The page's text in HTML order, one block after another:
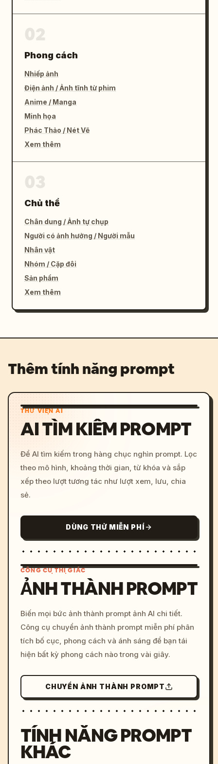
Phong cách
Nhiếp ảnh
Điện ảnh / Ảnh tĩnh từ phim
Anime / Manga
Minh họa
Phác Thảo / Nét Vẽ
Xem thêm
Chủ thể
Chân dung / Ảnh tự chụp
Người có ảnh hưởng / Người mẫu
Nhân vật
Nhóm / Cặp đôi
Sản phẩm
Xem thêm
Thêm tính năng prompt
THƯ VIỆN AI
AI TÌM KIẾM PROMPT
Để AI tìm kiếm trong hàng chục nghìn prompt. Lọc
theo mô hình, khoảng thời gian, từ khóa và sắp
xếp theo lượt tương tác như lượt xem, lưu, chia
sẻ.
DÙNG THỬ MIỄN PHÍ
c, cyberpunk sunset, neon
colors, 8k --v 6.0
CÔNG CỤ THỊ GIÁC
ẢNH THÀNH PROMPT
Biến mọi bức ảnh thành prompt ảnh AI chi tiết.
Công cụ chuyển ảnh thành prompt miễn phí phân
tích bố cục, phong cách và ánh sáng để bạn tái
hiện bất kỳ phong cách nào trong vài giây.
CHUYỂN ẢNH THÀNH PROMPT
TÍNH NĂNG PROMPT
KHÁC